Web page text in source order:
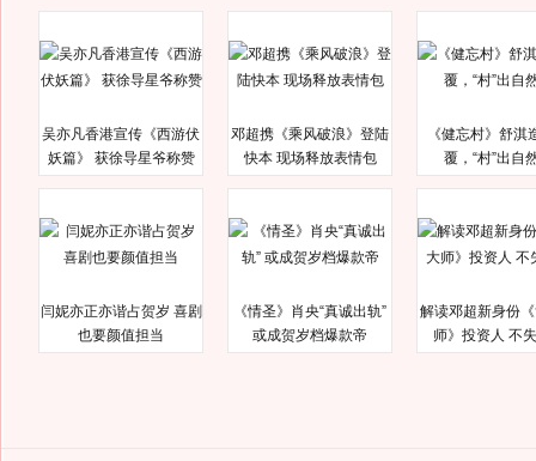
吴亦凡香港宣传《西游伏
妖篇》 获徐导星爷称赞
邓超携《乘风破浪》登陆
快本 现场释放表情包
《健忘村》舒淇
覆，“村”出自
闫妮亦正亦谐占贺岁 喜剧
也要颜值担当
《情圣》肖央“真诚出轨”
或成贺岁档爆款帝
解读邓超新身份
师》投资人 不